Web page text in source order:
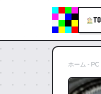
ホーム - PC